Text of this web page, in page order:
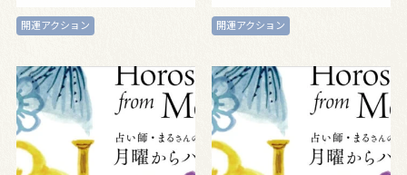
開運アクション 開運アクション